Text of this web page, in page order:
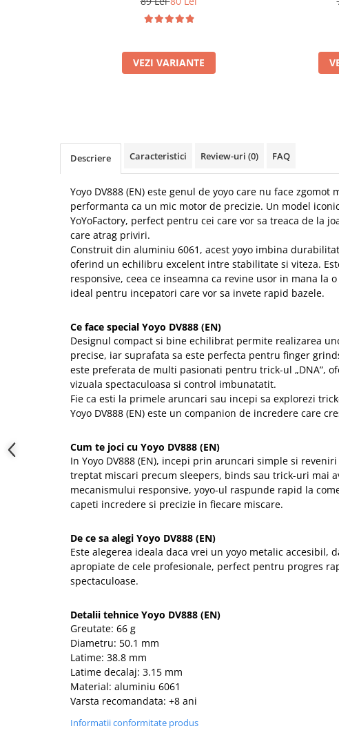
VEZI VARIANTE
Descriere Caracteristici Review-uri (0) FAQ
Yoyo DV888 (EN) este genul de yoyo care nu face zgomot
performanta ca un mic motor de precizie. Un model
YoYoFactory, perfect pentru cei care vor sa treaca de la
care atrag priviri.
Construit din aluminiu 6061, acest yoyo imbina
oferind un echilibru excelent intre stabilitate si viteza.
responsive, ceea ce inseamna ca revine usor in mana la
ideal pentru incepatori care vor sa invete rapid bazele.
Ce face special Yoyo DV888 (EN)
Designul compact si bine echilibrat permite realizarea
precise, iar suprafata sa este perfecta pentru finger
este preferata de multi pasionati pentru trick-ul „DNA”,
vizuala spectaculoasa si control imbunatatit.
Fie ca esti la primele aruncari sau incepi sa explorezi
Yoyo DV888 (EN) este un companion de incredere care
Cum te joci cu Yoyo DV888 (EN)
In Yoyo DV888 (EN), incepi prin aruncari simple si
treptat miscari precum sleepers, binds sau trick-uri mai
mecanismului responsive, yoyo-ul raspunde rapid la
capeti incredere si precizie in fiecare miscare.
De ce sa alegi Yoyo DV888 (EN)
Este alegerea ideala daca vrei un yoyo metalic accesibil,
apropiate de cele profesionale, perfect pentru progres
spectaculoase.
Detalii tehnice Yoyo DV888 (EN)
Greutate: 66 g
Diametru: 50.1 mm
Latime: 38.8 mm
Latime decalaj: 3.15 mm
Material: aluminiu 6061
Varsta recomandata: +8 ani
Informatii conformitate produs